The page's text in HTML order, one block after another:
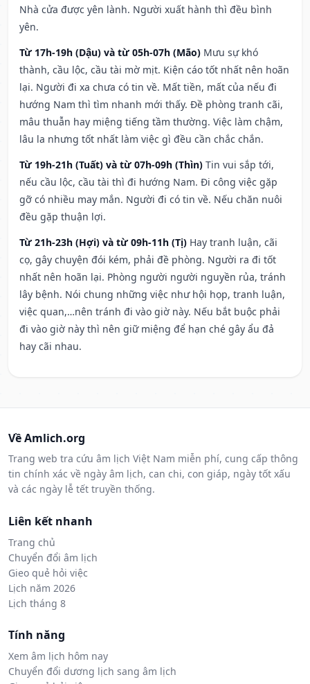
Nhà cửa được yên lành. Người xuất hành thì đều bình
yên.
Từ 17h-19h (Dậu) và từ 05h-07h (Mão) Mưu sự khó
thành, cầu lộc, cầu tài mờ mịt. Kiện cáo tốt nhất nên hoãn
lại. Người đi xa chưa có tin về. Mất tiền, mất của nếu đi
hướng Nam thì tìm nhanh mới thấy. Đề phòng tranh cãi,
mâu thuẫn hay miệng tiếng tầm thường. Việc làm chậm,
lâu la nhưng tốt nhất làm việc gì đều cần chắc chắn.
Từ 19h-21h (Tuất) và từ 07h-09h (Thìn) Tin vui sắp tới,
nếu cầu lộc, cầu tài thì đi hướng Nam. Đi công việc gặp
gỡ có nhiều may mắn. Người đi có tin về. Nếu chăn nuôi
đều gặp thuận lợi.
Từ 21h-23h (Hợi) và từ 09h-11h (Tị) Hay tranh luận, cãi
cọ, gây chuyện đói kém, phải đề phòng. Người ra đi tốt
nhất nên hoãn lại. Phòng người người nguyền rủa, tránh
lây bệnh. Nói chung những việc như hội họp, tranh luận,
việc quan,…nên tránh đi vào giờ này. Nếu bắt buộc phải
đi vào giờ này thì nên giữ miệng để hạn ché gây ẩu đả
hay cãi nhau.
Về Amlich.org
Trang web tra cứu âm lịch Việt Nam miễn phí, cung cấp thông
tin chính xác về ngày âm lịch, can chi, con giáp, ngày tốt xấu
và các ngày lễ tết truyền thống.
Liên kết nhanh
Trang chủ
Chuyển đổi âm lịch
Gieo quẻ hỏi việc
Lịch năm 2026
Lịch tháng 8
Tính năng
Xem âm lịch hôm nay
Chuyển đổi dương lịch sang âm lịch